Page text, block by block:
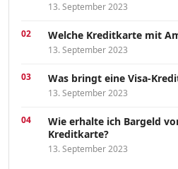
13. September 2023
Welche Kreditkarte mit
13. September 2023
Was bringt eine Visa-
13. September 2023
Wie erhalte ich Bargeld
Kreditkarte?
13. September 2023